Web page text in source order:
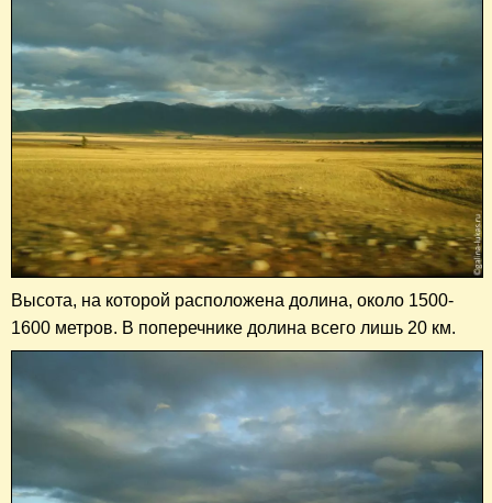
Высота, на которой расположена долина, около 1500-
1600 метров. В поперечнике долина всего лишь 20 км.